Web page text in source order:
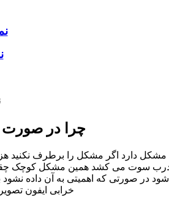
چرا در صورت
دارد اگر مشکل را برطرف نکنید
سوت می کشد همین مشکل کوچک چقد
صورتی که اهمیتی به آن داده نشود
خرابی ایفون